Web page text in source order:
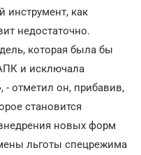
инструмент, как
недостаточно.
которая была бы
и исключала
отметил он, прибавив,
становится
новых форм
льготы спецрежима